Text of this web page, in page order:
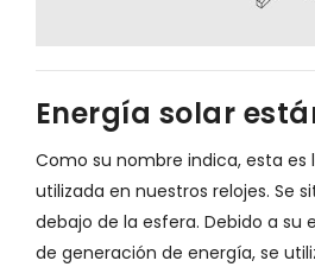
Energía solar
Como su nombre indica, esta es
utilizada en nuestros relojes. Se
debajo de la esfera. Debido a su
de generación de energía, se